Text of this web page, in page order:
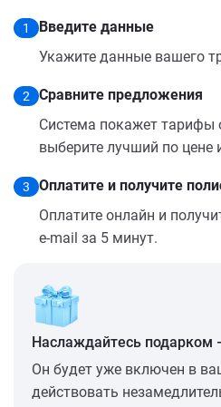
1
Введите данные
Укажите данные вашего
2
Сравните предложения
Система покажет тарифы
выберите лучший по цене
3
Оплатите и получите
Оплатите онлайн и
e-mail за 5 минут.
Наслаждайтесь
Он будет уже включен в
действовать